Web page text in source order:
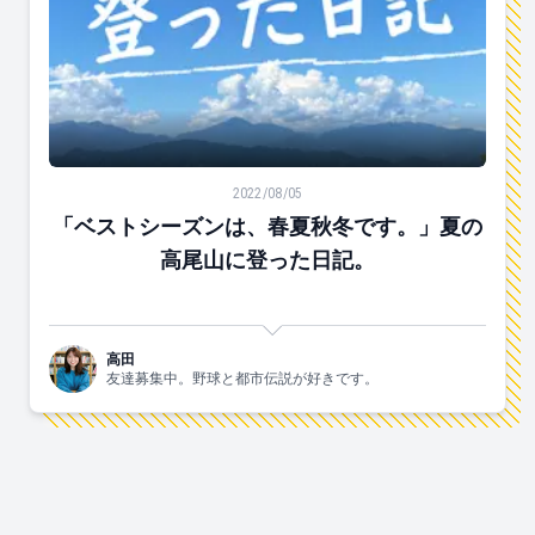
「ベストシーズンは、春夏秋冬です。」夏の高尾山に登
2022/08/05
「ベストシーズンは、春夏秋冬です。」夏の
高尾山に登った日記。
高田
友達募集中。野球と都市伝説が好きです。